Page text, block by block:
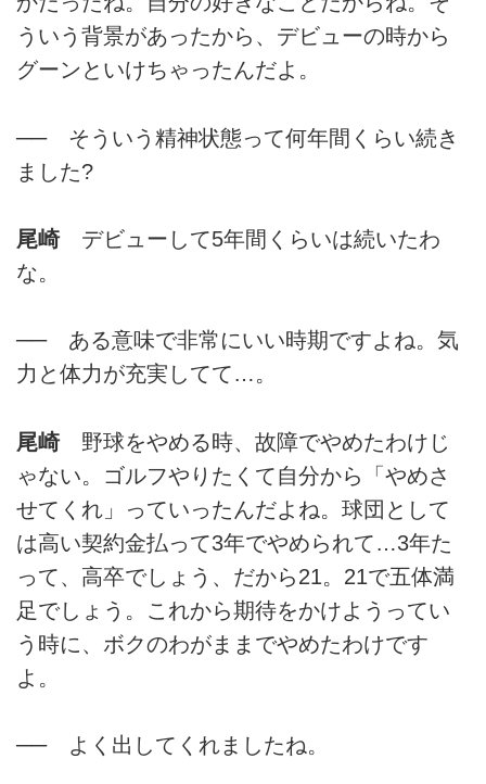
ういう背景があったから、デビューの時から
グーンといけちゃったんだよ。
── そういう精神状態って何年間くらい続き
ました?
尾崎デビューして5年間くらいは続いたわ
な。
── ある意味で非常にいい時期ですよね。気
力と体力が充実してて…。
尾崎野球をやめる時、故障でやめたわけじ
ゃない。ゴルフやりたくて自分から「やめさ
せてくれ」っていったんだよね。球団として
は高い契約金払って3年でやめられて…3年た
って、高卒でしょう、だから21。21で五体満
足でしょう。これから期待をかけようってい
う時に、ボクのわがままでやめたわけです
よ。
── よく出してくれましたね。